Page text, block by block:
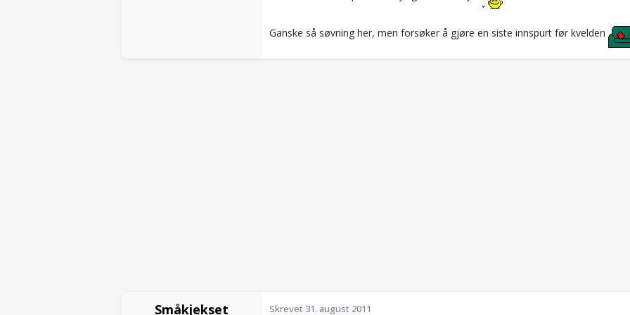
Ganske så søvning her, men forsøker å gjøre en siste innspurt før kvelden
Småkjekset Skrevet 31. august 2011